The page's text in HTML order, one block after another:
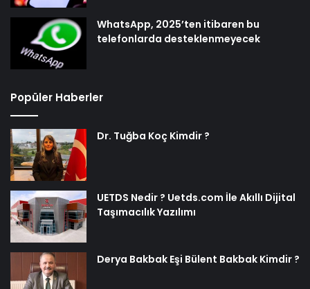
WhatsApp, 2025’ten itibaren bu
telefonlarda desteklenmeyecek
Popüler Haberler
Dr. Tuğba Koç Kimdir ?
UETDS Nedir ? Uetds.com İle Akıllı Dijital
Taşımacılık Yazılımı
Derya Bakbak Eşi Bülent Bakbak Kimdir ?